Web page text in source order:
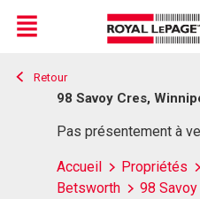
Live
En Direct
Menu
Retour
98 Savoy Cres,
Pas présentement à
Accueil Propriétés
Betsworth
98 Savoy